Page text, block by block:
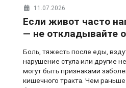
11.07.2026
Если живот часто
— не откладывайте
Боль, тяжесть после еды,
нарушение стула или другие
могут быть признаками
кишечного тракта. Чем